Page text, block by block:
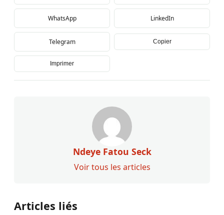
WhatsApp LinkedIn
Telegram Copier
Imprimer
Ndeye Fatou Seck
Voir tous les articles
Articles liés